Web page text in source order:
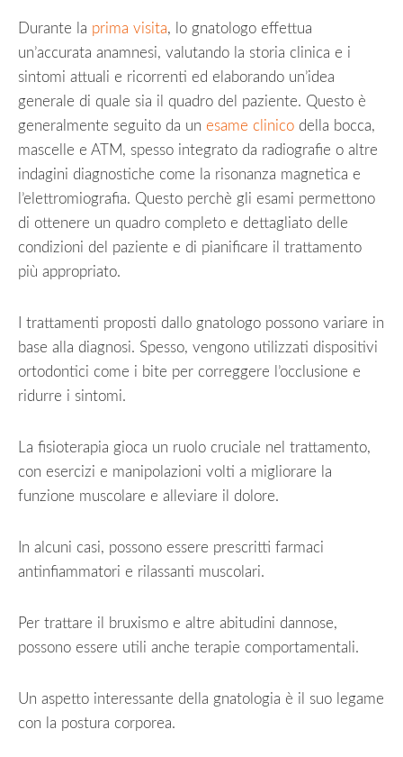
Durante la prima visita, lo gnatologo effettua
un’accurata anamnesi, valutando la storia clinica e i
sintomi attuali e ricorrenti ed elaborando un’idea
generale di quale sia il quadro del paziente. Questo è
generalmente seguito da un esame clinico della bocca,
mascelle e ATM, spesso integrato da radiografie o altre
indagini diagnostiche come la risonanza magnetica e
l’elettromiografia. Questo perchè gli esami permettono
di ottenere un quadro completo e dettagliato delle
condizioni del paziente e di pianificare il trattamento
più appropriato.
I trattamenti proposti dallo gnatologo possono variare in
base alla diagnosi. Spesso, vengono utilizzati dispositivi
ortodontici come i bite per correggere l’occlusione e
ridurre i sintomi.
La fisioterapia gioca un ruolo cruciale nel trattamento,
con esercizi e manipolazioni volti a migliorare la
funzione muscolare e alleviare il dolore.
In alcuni casi, possono essere prescritti farmaci
antinfiammatori e rilassanti muscolari.
Per trattare il bruxismo e altre abitudini dannose,
possono essere utili anche terapie comportamentali.
Un aspetto interessante della gnatologia è il suo legame
con la postura corporea.